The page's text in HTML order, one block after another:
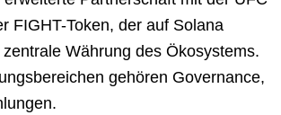
FIGHT-Token, der auf Solana
Währung des Ökosystems.
gehören Governance,